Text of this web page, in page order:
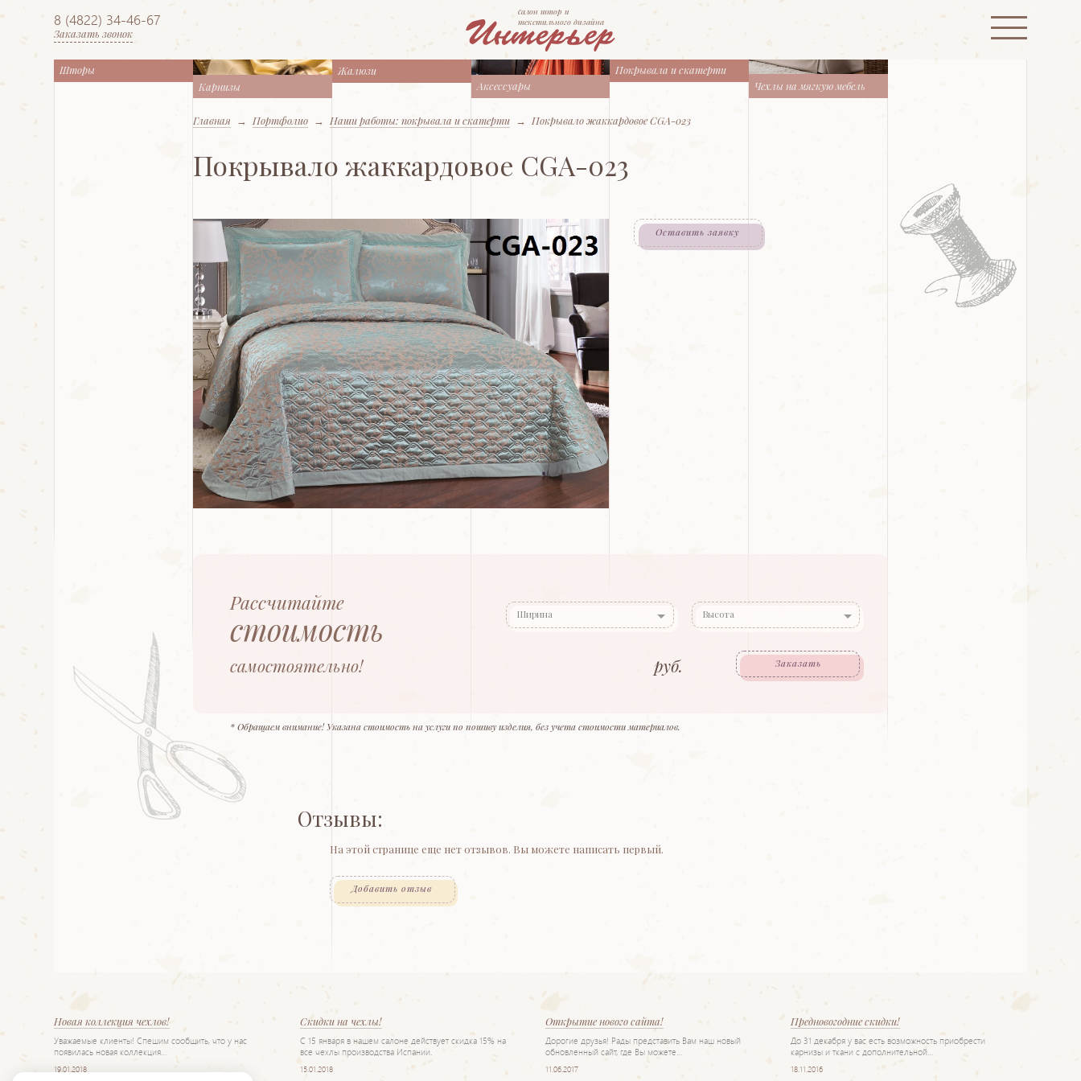
8 (4822) 34-46-67
Заказать звонок
cалон штор и
текстильного дизайна
Шторы
Карнизы
Жалюзи
Аксессуары
Покрывала и скатерти
Чехлы на мягкую мебель
Главная → Портфолио → Наши работы: покрывала и скатерти → Покрывало жаккардовое CGA-023
Покрывало жаккардовое CGA-023
Оставить заявку
Рассчитайте
стоимость
самостоятельно!
Ширина Высота
руб. Заказать
* Обращаем внимание! Указана стоимость на услуги по пошиву изделия, без учета стоимости материалов.
Отзывы:
На этой странице еще нет отзывов. Вы можете написать первый.
Добавить отзыв
Новая коллекция чехлов!
Уважаемые клиенты! Спешим сообщить, что у нас
появилась новая коллекция…
19.01.2018
Скидки на чехлы!
С 15 января в нашем салоне действует скидка 15% на
все чехлы производства Испании.
15.01.2018
Открытие нового сайта!
Дорогие друзья! Рады представить Вам наш новый
обновленный сайт, где Вы можете…
11.06.2017
Предновогодние скидки!
До 31 декабря у вас есть возможность приобрести
карнизы и ткани с дополнительной…
18.11.2016